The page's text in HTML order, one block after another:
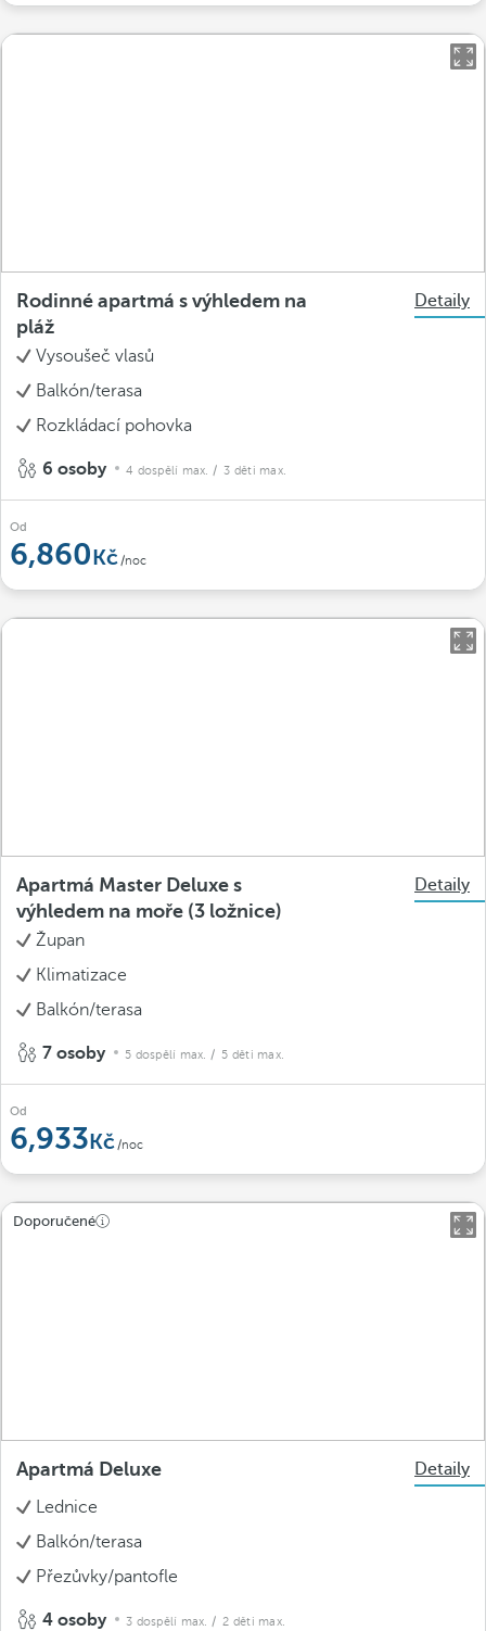
Rodinné apartmá s výhledem na
pláž
Detaily
Vysoušeč vlasů
Balkón/terasa
Rozkládací pohovka
6 osoby 4 dospělí max. / 3 děti max.
Od
6,860 /noc
Apartmá Master Deluxe s
výhledem na moře (3 ložnice)
Detaily
Župan
Klimatizace
Balkón/terasa
7 osoby 5 dospělí max. / 5 děti max.
Od
6,933 /noc
Doporučené
Apartmá Deluxe
Detaily
Lednice
Balkón/terasa
Přezůvky/pantofle
4 osoby 3 dospělí max. / 2 děti max.